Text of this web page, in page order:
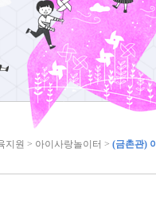
지원 > 아이사랑놀이터 > (금촌관)